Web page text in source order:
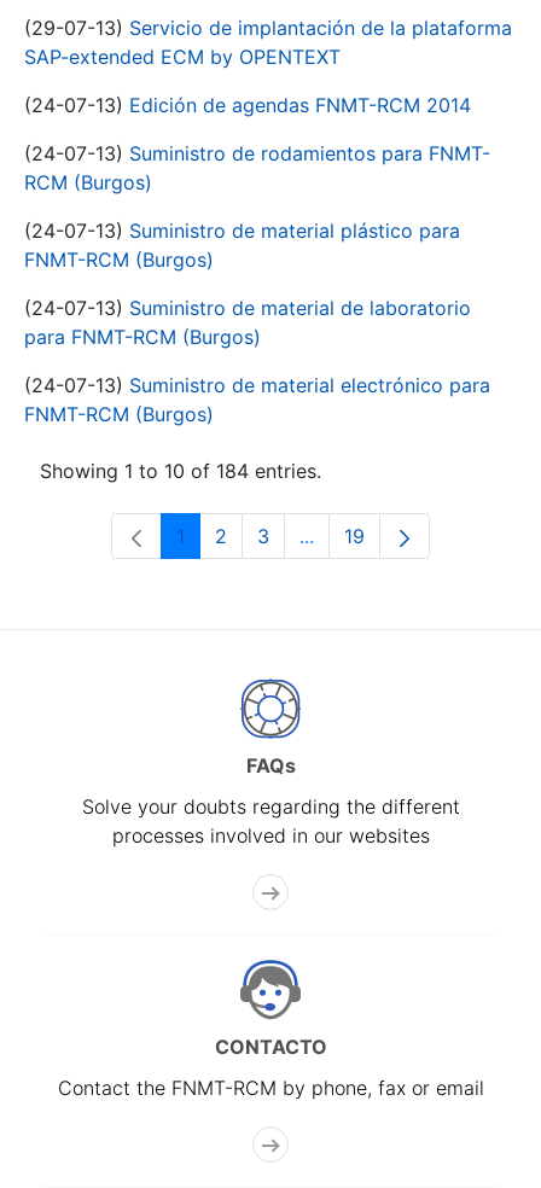
(29-07-13) Servicio de implantación de la plataforma
SAP-extended ECM by OPENTEXT
(24-07-13) Edición de agendas FNMT-RCM 2014
(24-07-13) Suministro de rodamientos para FNMT-
RCM (Burgos)
(24-07-13) Suministro de material plástico para
FNMT-RCM (Burgos)
(24-07-13) Suministro de material de laboratorio
para FNMT-RCM (Burgos)
(24-07-13) Suministro de material electrónico para
FNMT-RCM (Burgos)
Showing 1 to 10 of 184 entries.
Page
1 Page
2 Page
3 ...Intermediate Pages Use
Page
19
FAQs
Solve your doubts regarding the different
processes involved in our websites
CONTACTO
Contact the FNMT-RCM by phone, fax or email